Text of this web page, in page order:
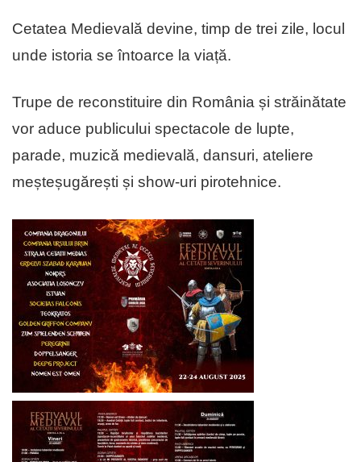
Cetatea Medievală devine, timp de trei zile, locul
unde istoria se întoarce la viață.
Trupe de reconstituire din România și străinătate
vor aduce publicului spectacole de lupte,
parade, muzică medievală, dansuri, ateliere
meșteșugărești și show-uri pirotehnice.